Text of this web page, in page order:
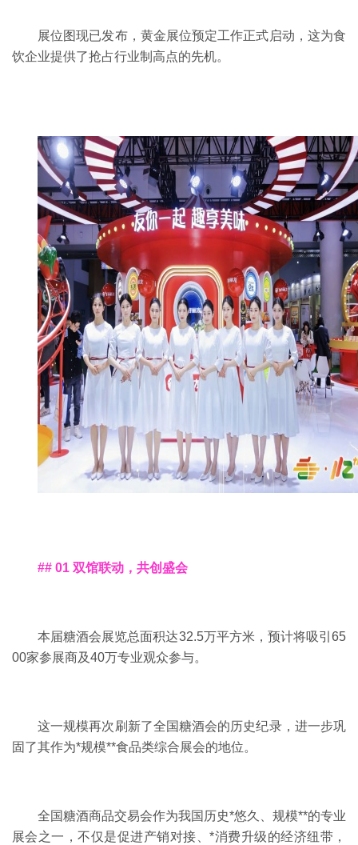
展位图现已发布，黄金展位预定工作正式启动，这为食
饮企业提供了抢占行业制高点的先机。
## 01 双馆联动，共创盛会
本届糖酒会展览总面积达32.5万平方米，预计将吸引65
00家参展商及40万专业观众参与。
这一规模再次刷新了全国糖酒会的历史纪录，进一步巩
固了其作为*规模**食品类综合展会的地位。
全国糖酒商品交易会作为我国历史*悠久、规模**的专业
展会之一，不仅是促进产销对接、*消费升级的经济纽带，